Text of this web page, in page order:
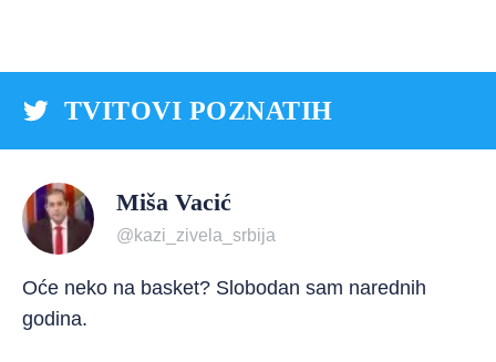
TVITOVI POZNATIH
Miša Vacić
@kazi_zivela_srbija
Oće neko na basket? Slobodan sam narednih
godina.